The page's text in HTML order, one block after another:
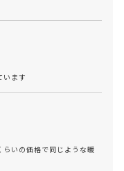
います
いの価格で同じような暖